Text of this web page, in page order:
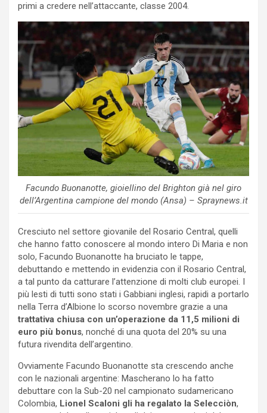
primi a credere nell’attaccante, classe 2004.
Facundo Buonanotte, gioiellino del Brighton già nel giro
dell’Argentina campione del mondo (Ansa) – Spraynews.it
Cresciuto nel settore giovanile del Rosario Central, quelli
che hanno fatto conoscere al mondo intero Di Maria e non
solo, Facundo Buonanotte ha bruciato le tappe,
debuttando e mettendo in evidenzia con il Rosario Central,
a tal punto da catturare l’attenzione di molti club europei. I
più lesti di tutti sono stati i Gabbiani inglesi, rapidi a portarlo
nella Terra d’Albione lo scorso novembre grazie a una
trattativa chiusa con un’operazione da 11,5 milioni di
euro più bonus, nonché di una quota del 20% su una
futura rivendita dell’argentino.
Ovviamente Facundo Buonanotte sta crescendo anche
con le nazionali argentine: Mascherano lo ha fatto
debuttare con la Sub-20 nel campionato sudamericano
Colombia, Lionel Scaloni gli ha regalato la Selecciòn,